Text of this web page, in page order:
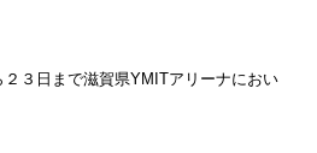
３日まで滋賀県YMITアリーナにおい